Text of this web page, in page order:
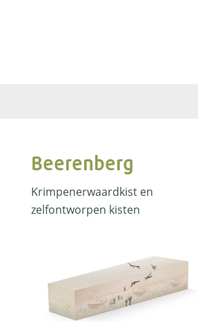
Beerenberg
Krimpenerwaardkist en
zelfontworpen kisten